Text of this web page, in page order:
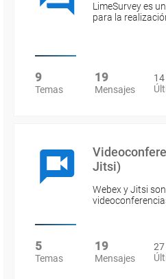
LimeSurvey es
para la
9
Temas
19
Mensajes
Jitsi)
Webex y Jitsi
5
Temas
19
Mensajes
27